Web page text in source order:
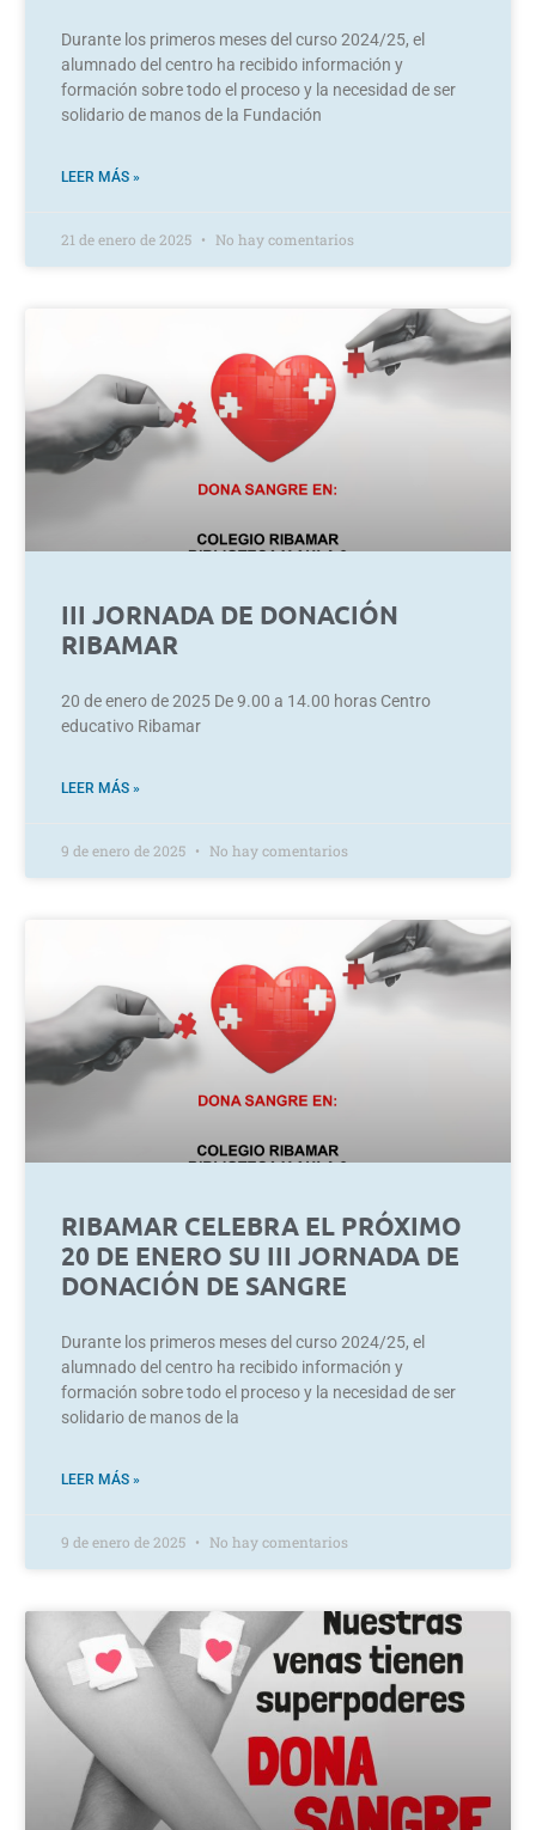
Durante los primeros meses del curso 2024/25, el
alumnado del centro ha recibido información y
formación sobre todo el proceso y la necesidad de ser
solidario de manos de la Fundación
LEER MÁS »
21 de enero de 2025 No hay comentarios
III JORNADA DE DONACIÓN
RIBAMAR
20 de enero de 2025 De 9.00 a 14.00 horas Centro
educativo Ribamar
LEER MÁS »
9 de enero de 2025 No hay comentarios
RIBAMAR CELEBRA EL PRÓXIMO
20 DE ENERO SU III JORNADA DE
DONACIÓN DE SANGRE
Durante los primeros meses del curso 2024/25, el
alumnado del centro ha recibido información y
formación sobre todo el proceso y la necesidad de ser
solidario de manos de la
LEER MÁS »
9 de enero de 2025 No hay comentarios